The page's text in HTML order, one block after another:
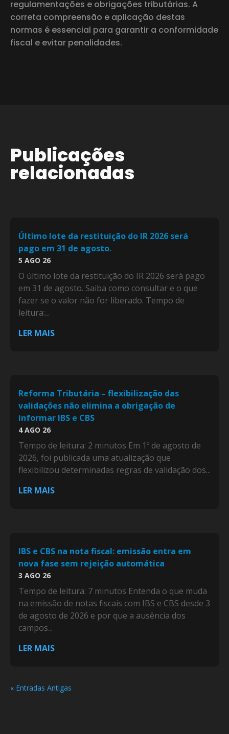
regulamentações e obrigações tributárias. A
correta compreensão e aplicação destas
normas é essencial para garantir a conformidade
fiscal e evitar penalidades.
Publicações
relacionadas
Último lote da restituição do IR 2026 será
pago em 31 de agosto.
5 AGO 26
O último lote da restituição do IR 2026 será pago
em 31 de agosto. Saiba como consultar e o que
fazer se o valor não for liberado. Tempo de
leitura:...
LER MAIS
Reforma Tributária – flexibilização das
validações não elimina a obrigação de
informar IBS e CBS
4 AGO 26
Tempo de leitura: 2 minutos Em 1º de agosto de
2026, foi publicada uma atualização que
flexibilizou determinadas regras de validação dos...
LER MAIS
IBS e CBS na nota fiscal: emissão entra em
nova fase sem rejeição automática
3 AGO 26
Tempo de leitura: 7 minutos Entenda o que muda
na emissão de notas fiscais com IBS e CBS desde 3
de agosto de 2026 e por que a ausência dos
campos...
LER MAIS
« Entradas Antigas